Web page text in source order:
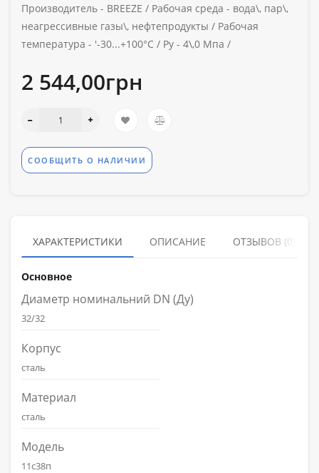
Производитель - BREEZE / Рабочая среда - вода\, пар\,
неагрессивные газы\, нефтепродукты / Рабочая
температура - '-30...+100°С / Ру - 4\,0 Мпа /
2 544,00грн
СООБЩИТЬ О НАЛИЧИИ
ХАРАКТЕРИСТИКИ ОПИСАНИЕ ОТЗЫВОВ (0)
Основное
Диаметр номинальний DN (Ду)
32/32
Корпус
сталь
Материал
сталь
Модель
11с38п